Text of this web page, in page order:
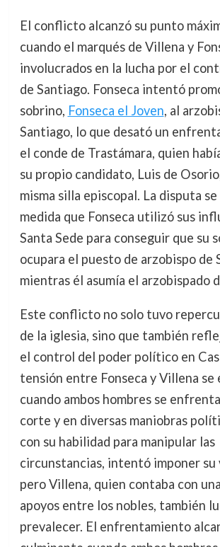
El conflicto alcanzó su punto
cuando el marqués de Villena y
involucrados en la lucha por el
de Santiago. Fonseca intentó
sobrino, Fonseca el Joven, al
Santiago, lo que desató un
el conde de Trastámara, quien
su propio candidato, Luis de
misma silla episcopal. La disputa
medida que Fonseca utilizó sus
Santa Sede para conseguir que su
ocupara el puesto de arzobispo de
mientras él asumía el arzobispado
Este conflicto no solo tuvo
de la iglesia, sino que también
el control del poder político en
tensión entre Fonseca y Villena se
cuando ambos hombres se
corte y en diversas maniobras
con su habilidad para manipular las
circunstancias, intentó imponer su
pero Villena, quien contaba con
apoyos entre los nobles, también
prevalecer. El enfrentamiento